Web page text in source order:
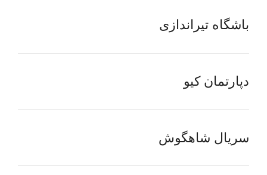
باشگاه تیراندازی
دپارتمان کیو
سریال شاهگوش